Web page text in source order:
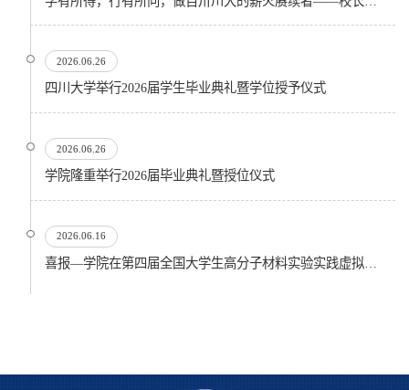
2026.06.26
四川大学举行2026届学生毕业典礼暨学位授予仪式
2026.06.26
​学院隆重举行2026届毕业典礼暨授位仪式
2026.06.16